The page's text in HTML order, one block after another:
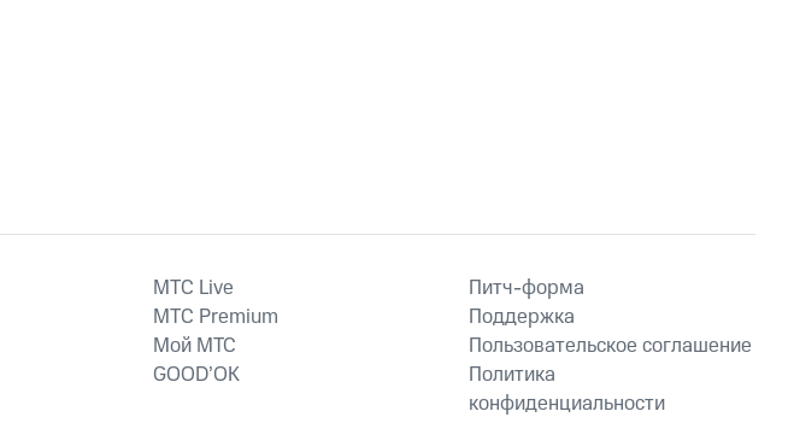
MTС Live
MTС Premium
Мой МТС
GOOD’OK
Питч-форма
Поддержка
Пользовательское соглашение
Политика
конфиденциальности